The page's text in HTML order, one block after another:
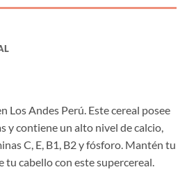
Los Andes Perú. Este cereal posee
y contiene un alto nivel de calcio,
C, E, B1, B2 y fósforo. Mantén tu
cabello con este supercereal.